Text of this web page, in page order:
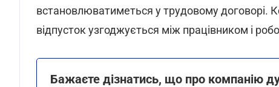
встановлюватиметься у трудовому договорі.
відпусток узгоджується між працівником і
Бажаєте дізнатись, що про компанію